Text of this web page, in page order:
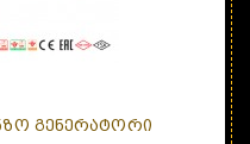
ᲒᲔᲜᲔᲠᲐᲢᲝᲠᲘ